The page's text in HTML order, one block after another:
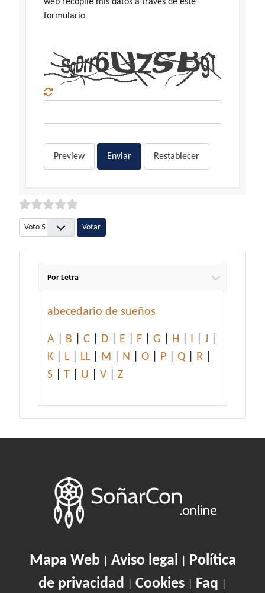
formulario
Preview Enviar Restablecer
Por favor, vote
Por Letra
abecedario de sueños
A B C D E F G H I J
K
L LL M N O P Q R
S
T U V Z
Mapa Web| Aviso legal
Política
de privacidad
Cookies Faq